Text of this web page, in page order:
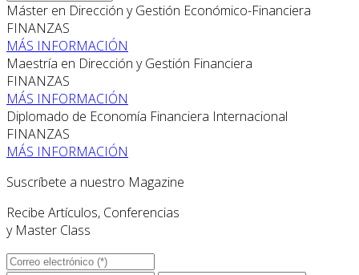
Máster en Dirección y Gestión Económico-Financiera
FINANZAS
MÁS INFORMACIÓN
Maestría en Dirección y Gestión Financiera
FINANZAS
MÁS INFORMACIÓN
Diplomado de Economía Financiera Internacional
FINANZAS
MÁS INFORMACIÓN
Suscríbete a nuestro Magazine
Recibe Artículos, Conferencias
y Master Class